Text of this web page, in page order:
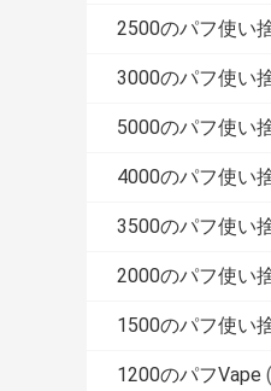
2500のパフ使い
3000のパフ使い
5000のパフ使い
4000のパフ使い
3500のパフ使い
2000のパフ使い
1500のパフ使い
1200のパフVape